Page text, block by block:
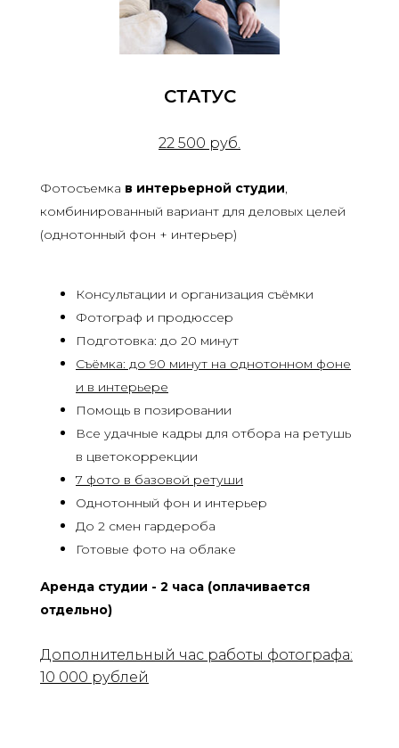
СТАТУС
22 500 руб.
Фотосъемка в интерьерной студии
комбинированный вариант для деловых целей
(однотонный фон + интерьер)
Консультации и организация съёмки
Фотограф и продюссер
Подготовка: до 20 минут
Съёмка: до 90 минут на однотонном фоне
и в интерьере
Помощь в позировании
Все удачные кадры для отбора на ретушь
в цветокоррекции
7 фото в базовой ретуши
Однотонный фон и интерьер
До 2 смен гардероба
Готовые фото на облаке
Аренда студии - 2 часа (оплачивается
отдельно)
Дополнительный час работы фотографа:
10 000 рублей